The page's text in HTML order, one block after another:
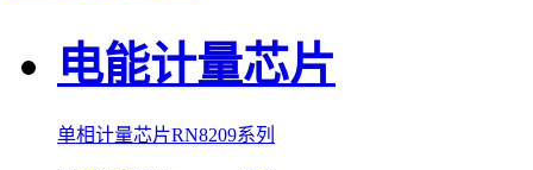
电能计量芯片
单相计量芯片RN8209系列